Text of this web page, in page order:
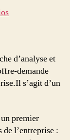
d’analyse et
demande
s’agit d’un
premier
de l’entreprise :